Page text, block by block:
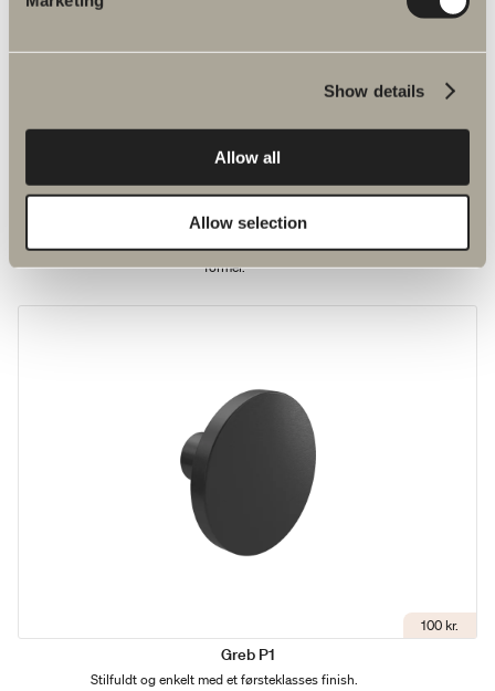
Show details
Allow all
Allow selection
100 kr.
Greb M3
Et moderne udtryk, der følger trenden med bløde og indbydende
former.
100 kr.
Greb P1
Stilfuldt og enkelt med et førsteklasses finish.